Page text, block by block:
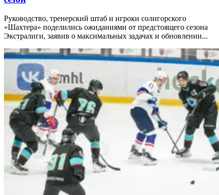
Руководство, тренерский штаб и игроки солигорского
«Шахтера» поделились ожиданиями от предстоящего сезона
Экстралиги, заявив о максимальных задачах и обновлении...